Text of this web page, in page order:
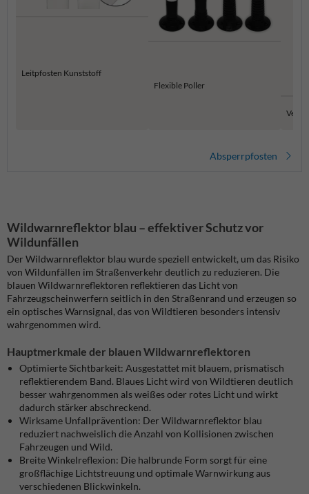
Leitpfosten Kunststoff
Flexible Poller
Absperrpfosten
Wildwarnreflektor blau – effektiver Schutz vor
Wildunfällen
Der Wildwarnreflektor blau wurde speziell entwickelt, um das Risiko
von Wildunfällen im Straßenverkehr deutlich zu reduzieren. Die
blauen Wildwarnreflektoren reflektieren das Licht von
Fahrzeugscheinwerfern seitlich in den Straßenrand und erzeugen so
ein optisches Warnsignal, das von Wildtieren besonders intensiv
wahrgenommen wird.
Hauptmerkmale der blauen Wildwarnreflektoren
Optimierte Sichtbarkeit: Ausgestattet mit blauem, prismatisch
reflektierendem Band. Blaues Licht wird von Wildtieren deutlich
besser wahrgenommen als weißes oder rotes Licht und wirkt
dadurch stärker abschreckend.
Wirksame Unfallprävention: Der Wildwarnreflektor blau
reduziert nachweislich die Anzahl von Kollisionen zwischen
Fahrzeugen und Wild.
Breite Winkelreflexion: Die halbrunde Form sorgt für eine
großflächige Lichtstreuung und optimale Warnwirkung aus
verschiedenen Blickwinkeln.